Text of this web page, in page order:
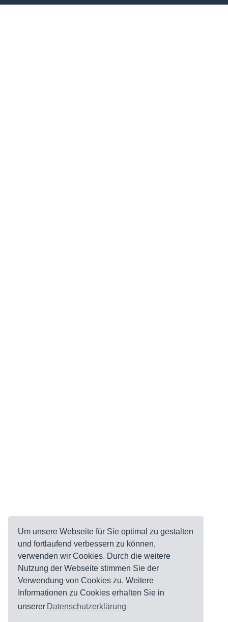
Um unsere Webseite für Sie optimal zu gestalten
und fortlaufend verbessern zu können,
verwenden wir Cookies. Durch die weitere
Nutzung der Webseite stimmen Sie der
Verwendung von Cookies zu. Weitere
Informationen zu Cookies erhalten Sie in
unserer Datenschutzerklärung